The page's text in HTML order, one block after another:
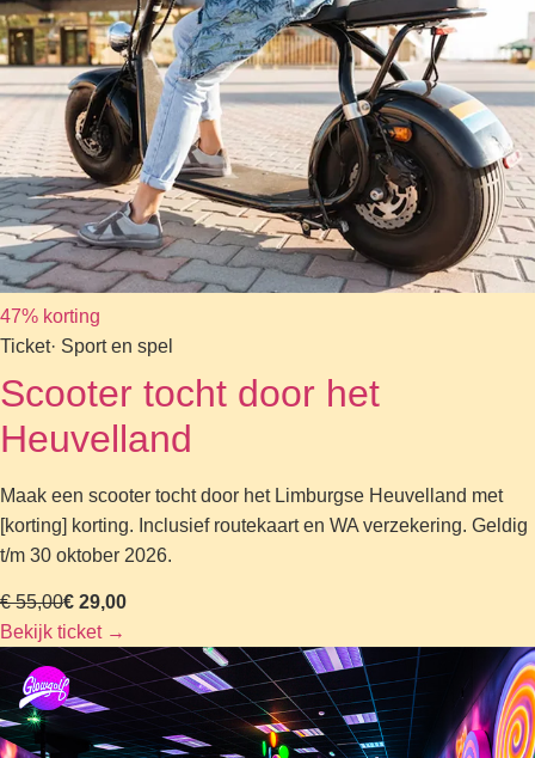
47% korting
Ticket· Sport en spel
Scooter tocht door het
Heuvelland
Maak een scooter tocht door het Limburgse Heuvelland met
[korting] korting. Inclusief routekaart en WA verzekering. Geldig
t/m 30 oktober 2026.
€ 55,00€ 29,00
Bekijk ticket →